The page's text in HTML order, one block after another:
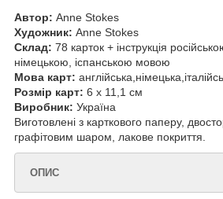
Автор: Anne Stokes
Художник: Anne Stokes
Склад: 78 карток + інструкція
німецькою, іспанською мовою
Мова карт:
Розмір карт: 6 х 11,1 см
Виробник: Україна
Виготовлені з карткового паперу,
графітовим шаром, лакове покриття.
ОПИС